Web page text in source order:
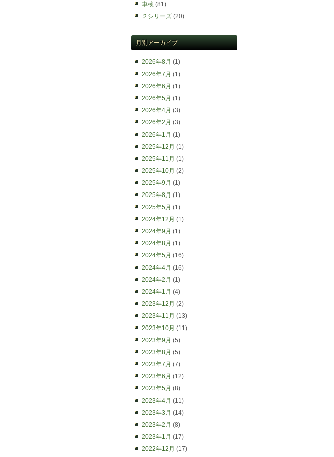
車検 (81)
２シリーズ (20)
月別アーカイブ
2026年8月 (1)
2026年7月 (1)
2026年6月 (1)
2026年5月 (1)
2026年4月 (3)
2026年2月 (3)
2026年1月 (1)
2025年12月 (1)
2025年11月 (1)
2025年10月 (2)
2025年9月 (1)
2025年8月 (1)
2025年5月 (1)
2024年12月 (1)
2024年9月 (1)
2024年8月 (1)
2024年5月 (16)
2024年4月 (16)
2024年2月 (1)
2024年1月 (4)
2023年12月 (2)
2023年11月 (13)
2023年10月 (11)
2023年9月 (5)
2023年8月 (5)
2023年7月 (7)
2023年6月 (12)
2023年5月 (8)
2023年4月 (11)
2023年3月 (14)
2023年2月 (8)
2023年1月 (17)
2022年12月 (17)